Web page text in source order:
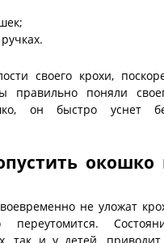
своего крохи,
правильно поняли
он быстро уснет
окошко
не уложат
переутомится.